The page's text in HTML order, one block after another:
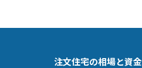
注文住宅の相場と資金